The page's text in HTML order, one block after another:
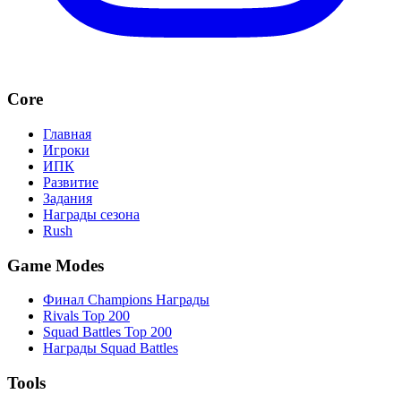
Core
Главная
Игроки
ИПК
Развитие
Задания
Награды сезона
Rush
Game Modes
Финал Champions Награды
Rivals Top 200
Squad Battles Top 200
Награды Squad Battles
Tools